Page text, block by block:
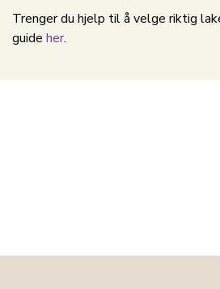
Trenger du hjelp til å velge riktig
guide her.